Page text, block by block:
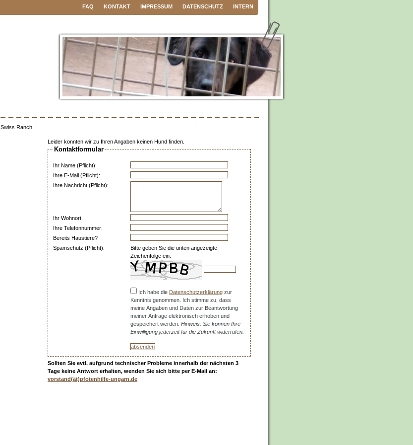
FAQ KONTAKT IMPRESSUM DATENSCHUTZ INTERN
Swiss Ranch
Leider konnten wir zu Ihren Angaben keinen Hund finden.
Kontaktformular
Ihr Name (Pflicht):
Ihre E-Mail (Pflicht):
Ihre Nachricht (Pflicht):
Ihr Wohnort:
Ihre Telefonnummer:
Bereits Haustiere?
Spamschutz (Pflicht):
Bitte geben Sie die unten angezeigte
Zeichenfolge ein.
Ich habe die Datenschutzerklärung zur
Kenntnis genommen. Ich stimme zu, dass
meine Angaben und Daten zur Beantwortung
meiner Anfrage elektronisch erhoben und
gespeichert werden.Hinweis: Sie können Ihre
Einwilligung jederzeit für die Zukunft widerrufen.
Sollten Sie evtl. aufgrund technischer Probleme innerhalb der nächsten 3
Tage keine Antwort erhalten, wenden Sie sich bitte per E-Mail an:
vorstand(ät)pfotenhilfe-ungarn.de